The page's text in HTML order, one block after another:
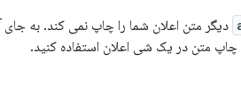
دیگر متن اعلان شما را چاپ نمی کند. به جای
چاپ متن در یک شی اعلان استفاده کنید.